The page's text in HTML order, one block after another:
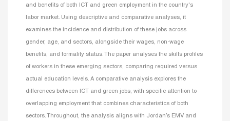
and benefits of both ICT and green employment in the country's
labor market. Using descriptive and comparative analyses, it
examines the incidence and distribution of these jobs across
gender, age, and sectors, alongside their wages, non-wage
benefits, and formality status. The paper analyses the skills profiles
of workers in these emerging sectors, comparing required versus
actual education levels. A comparative analysis explores the
differences between ICT and green jobs, with specific attention to
overlapping employment that combines characteristics of both
sectors. Throughout, the analysis aligns with Jordan’s EMV and